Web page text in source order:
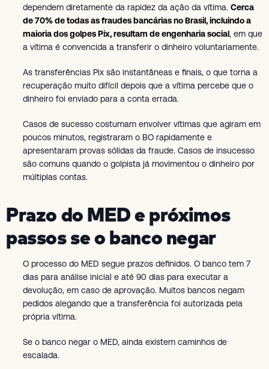
dependem diretamente da rapidez da ação da vítima. Cerca
de 70% de todas as fraudes bancárias no Brasil, incluindo a
maioria dos golpes Pix, resultam de engenharia social, em que
a vítima é convencida a transferir o dinheiro voluntariamente.
As transferências Pix são instantâneas e finais, o que torna a
recuperação muito difícil depois que a vítima percebe que o
dinheiro foi enviado para a conta errada.
Casos de sucesso costumam envolver vítimas que agiram em
poucos minutos, registraram o BO rapidamente e
apresentaram provas sólidas da fraude. Casos de insucesso
são comuns quando o golpista já movimentou o dinheiro por
múltiplas contas.
Prazo do MED e próximos
passos se o banco negar
O processo do MED segue prazos definidos. O banco tem 7
dias para análise inicial e até 90 dias para executar a
devolução, em caso de aprovação. Muitos bancos negam
pedidos alegando que a transferência foi autorizada pela
própria vítima.
Se o banco negar o MED, ainda existem caminhos de
escalada.